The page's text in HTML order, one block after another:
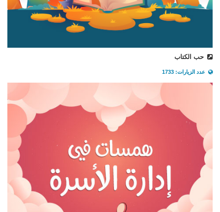
حب الكتاب
عدد الزيارات: 1733